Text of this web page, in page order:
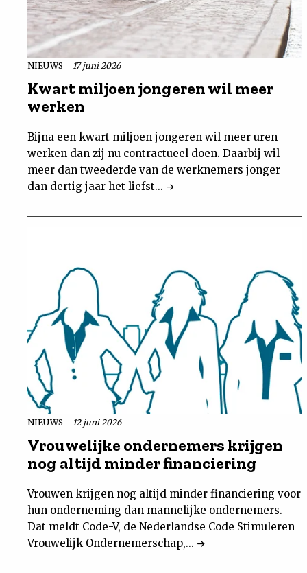
NIEUWS 17 juni 2026
Kwart miljoen jongeren wil meer
werken
Bijna een kwart miljoen jongeren wil meer uren
werken dan zij nu contractueel doen. Daarbij wil
meer dan tweederde van de werknemers jonger
dan dertig jaar het liefst...
NIEUWS 12 juni 2026
Vrouwelijke ondernemers krijgen
nog altijd minder financiering
Vrouwen krijgen nog altijd minder financiering voor
hun onderneming dan mannelijke ondernemers.
Dat meldt Code-V, de Nederlandse Code Stimuleren
Vrouwelijk Ondernemerschap,...